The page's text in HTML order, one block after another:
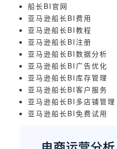
船长BI官网
亚马逊船长BI费用
亚马逊船长BI教程
亚马逊船长BI注册
亚马逊船长BI数据分析
亚马逊船长BI广告优化
亚马逊船长BI库存管理
亚马逊船长BI客户服务
亚马逊船长BI多店铺管理
亚马逊船长BI免费试用